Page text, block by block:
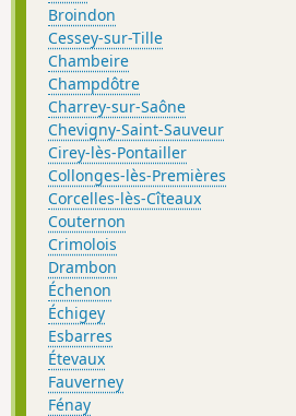
Broindon
Cessey-sur-Tille
Chambeire
Champdôtre
Charrey-sur-Saône
Chevigny-Saint-Sauveur
Cirey-lès-Pontailler
Collonges-lès-Premières
Corcelles-lès-Cîteaux
Couternon
Crimolois
Drambon
Échenon
Échigey
Esbarres
Étevaux
Fauverney
Fénay